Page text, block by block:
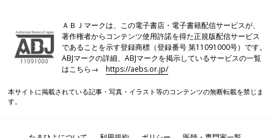
ＡＢＪマークは、この電子書店・電子書籍配信サービスが、
著作権者からコンテンツ使用許諾を得た正規版配信サービス
であることを示す登録商標（登録番号 第11091000号）です。
ABJマークの詳細、ABJマークを掲示しているサービスの一覧
はこちら→https://aebs.or.jp/
本サイトに掲載されている記事・写真・イラスト等のコンテンツの無断転載を禁じま
す。